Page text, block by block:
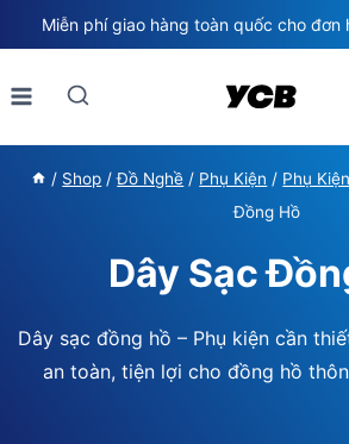
to
content
Miễn phí giao hàng toàn quốc cho
/ Shop / Đồ Nghề / Phụ Kiện / Phụ
Đồng Hồ
Dây Sạc
Dây sạc đồng hồ – Phụ kiện cần
an toàn, tiện lợi cho đồng hồ